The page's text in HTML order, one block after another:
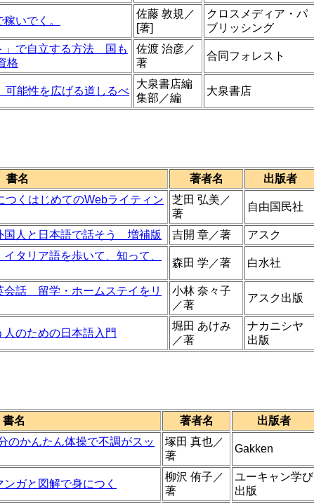
いでく。
佐藤 敦規／
[著]
クロスメディア・パ
ブリッシング
」で自立する方法 国も
格
佐渡 治彦／
著
合同フォレスト
能性を広げる道しるべ
大泉書店編
集部／編
大泉書店
書名 著者名 出版者
つくはじめてのWebライティン
芝田 弘美／
著
自由国民社
人と日本語で話そう 増補版 吉開 章／著 アスク
タリア語を歩いて、知って、
森田 学／著 白水社
会話 留学・ホームステイをリ
小林 奈々子
／著
アスク出版
のための日本語入門
堀田 あけみ
／著
ナカニシヤ
出版
書名 著者名 出版者
かんたん体操で不調がスッ
塚田 真也／
著
Gakken
ガと図解で身につく
柳沢 侑子／
著
ユーキャン学び
出版